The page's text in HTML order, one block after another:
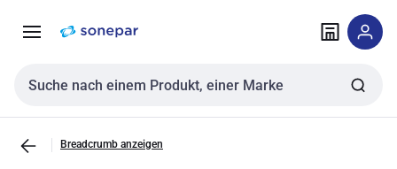
NavigationInhalt
Sucheingabe
Breadcrumb anzeigen